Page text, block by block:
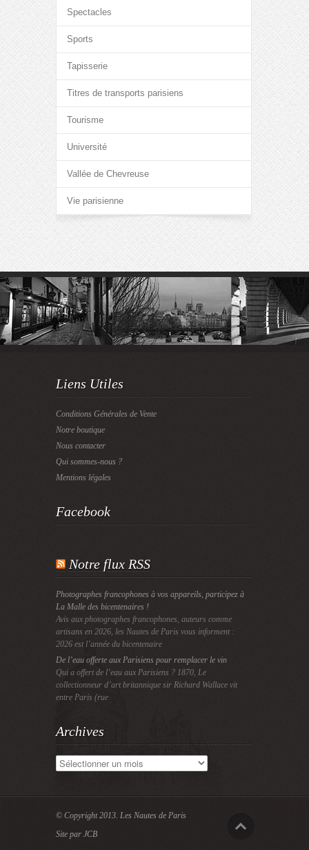
Spectacles
Sports
Tapisserie
Titres de transports parisiens
Tourisme
Université
Vallée de Chevreuse
Vie parisienne
Liens Utiles
Conditions Générales de Vente
Notre boutique
Nous contacter
Qui sommes-nous ?
Mentions légales
Facebook
Notre flux RSS
Photographes francophones à vos appareils, participez à
La Malle des bicentenaires !
Avis aux photographes francophones, auteurs comme
artisans en 2026, les Nautes de Paris vous informent :
2026 est l’année du bicentenaire
De l’eau offerte aux Parisiens pour remplacer le vin
Qui a offert de l’eau aux Parisiens ? 1870, Le
collectionneur d’art britannique sir Richard Wallace vit
entre Paris (rue
Archives
Archives
© Copyright 2013. Les Nautes de Paris
Site par JCB